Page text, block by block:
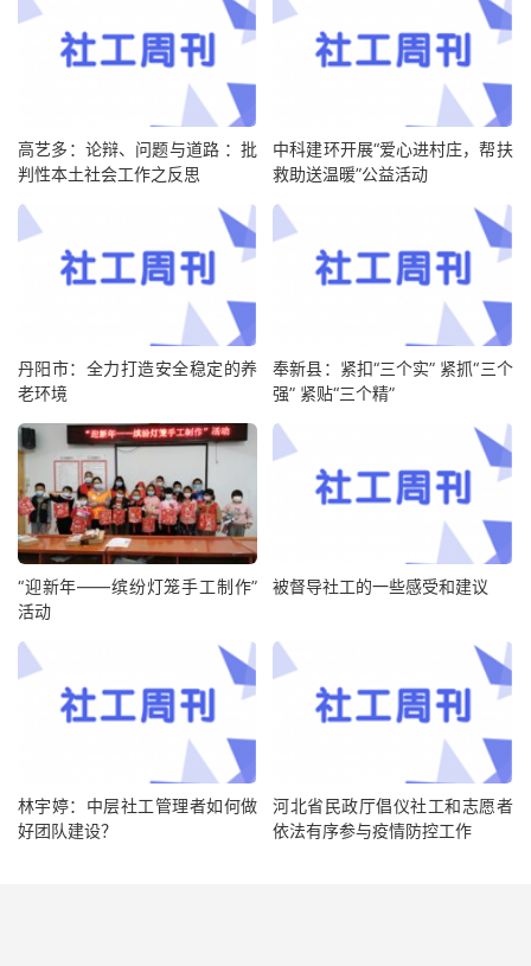
高艺多：论辩、问题与道路 ：批
判性本土社会工作之反思
中科建环开展“爱心进村庄，帮扶
救助送温暖”公益活动
丹阳市：全力打造安全稳定的养
老环境
奉新县：紧扣“三个实” 紧抓“三个
强” 紧贴“三个精”
“迎新年——缤纷灯笼手工制作”
活动
被督导社工的一些感受和建议
林宇婷：中层社工管理者如何做
好团队建设？
河北省民政厅倡仪社工和志愿者
依法有序参与疫情防控工作